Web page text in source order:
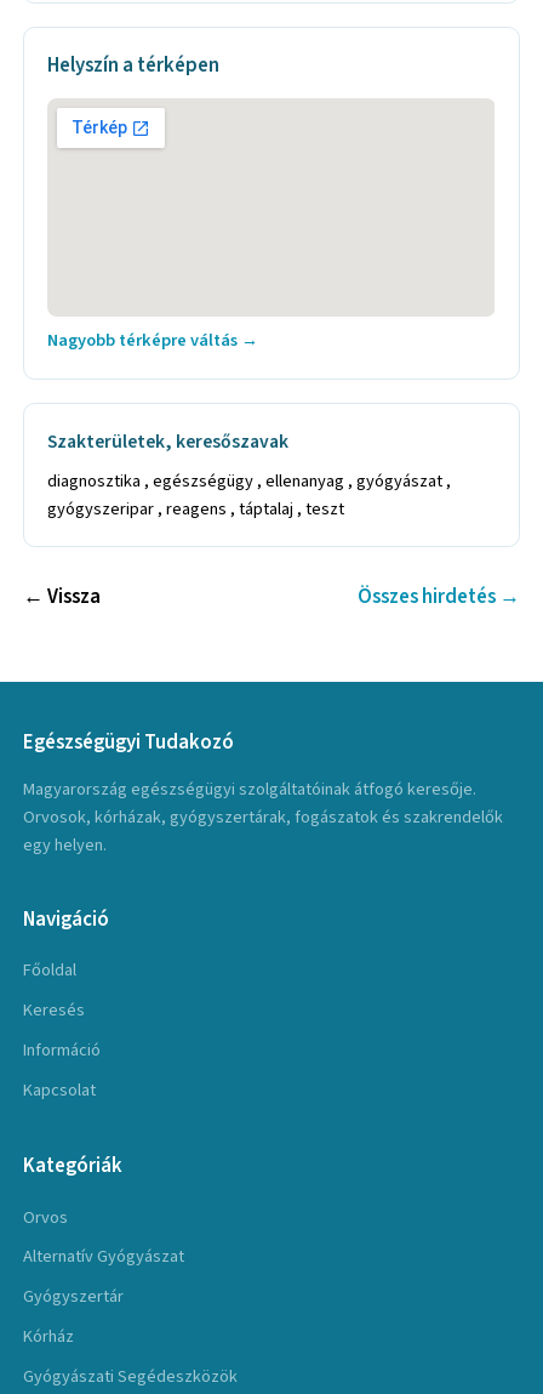
Helyszín a térképen
Nagyobb térképre váltás →
Szakterületek, keresőszavak
diagnosztika , egészségügy , ellenanyag , gyógyászat ,
gyógyszeripar , reagens , táptalaj , teszt
← Vissza Összes hirdetés →
Egészségügyi Tudakozó
Magyarország egészségügyi szolgáltatóinak átfogó keresője.
Orvosok, kórházak, gyógyszertárak, fogászatok és szakrendelők
egy helyen.
Navigáció
Főoldal
Keresés
Információ
Kapcsolat
Kategóriák
Orvos
Alternatív Gyógyászat
Gyógyszertár
Kórház
Gyógyászati Segédeszközök